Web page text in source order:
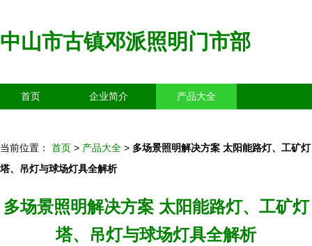
中山市古镇邓派照明门市部
首页 企业简介 产品大全
当前位置： 首页 > 产品大全 > 多场景照明解决方案 太阳能路灯、工矿灯
塔、吊灯与球场灯具全解析
多场景照明解决方案 太阳能路灯、工矿灯
塔、吊灯与球场灯具全解析